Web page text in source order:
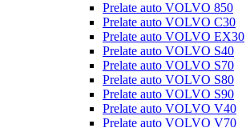
Prelate auto VOLVO 850
Prelate auto VOLVO C30
Prelate auto VOLVO EX30
Prelate auto VOLVO S40
Prelate auto VOLVO S70
Prelate auto VOLVO S80
Prelate auto VOLVO S90
Prelate auto VOLVO V40
Prelate auto VOLVO V70